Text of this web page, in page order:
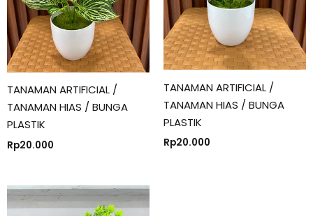
TANAMAN ARTIFICIAL /
TANAMAN HIAS / BUNGA
PLASTIK
Rp20.000
TANAMAN ARTIFICIAL /
TANAMAN HIAS / BUNGA
PLASTIK
Rp20.000